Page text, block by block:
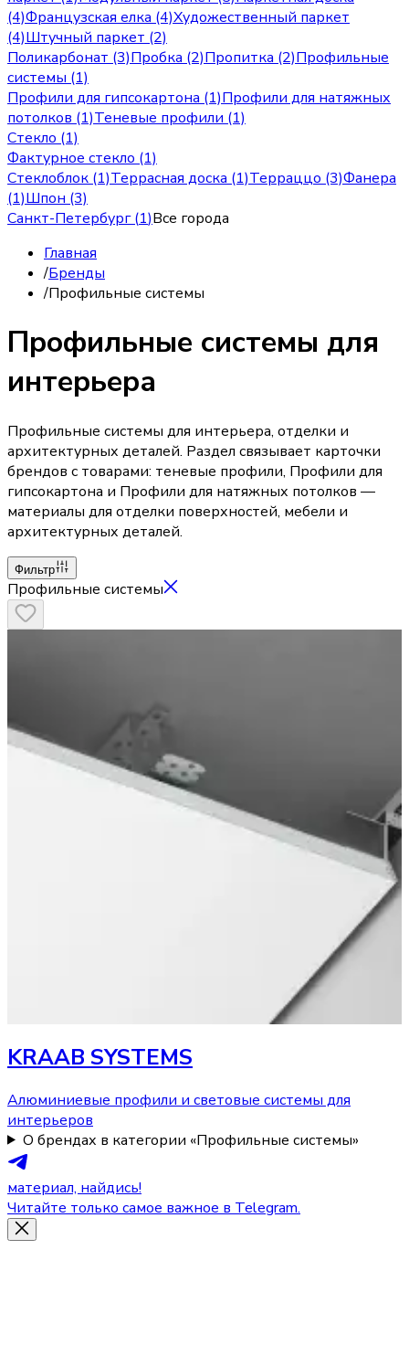
(4)Французская елка (4)Художественный паркет
(4)Штучный паркет (2)
Поликарбонат (3)Пробка (2)Пропитка (2)Профильные
системы (1)
Профили для гипсокартона (1)Профили для натяжных
потолков (1)Теневые профили (1)
Стекло (1)
Фактурное стекло (1)
Стеклоблок (1)Террасная доска (1)Терраццо (3)Фанера
(1)Шпон (3)
Санкт-Петербург(1)Все города
Главная
/Бренды
/Профильные системы
Профильные системы для
интерьера
Профильные системы для интерьера, отделки и
архитектурных деталей. Раздел связывает карточки
брендов с товарами: теневые профили, Профили для
гипсокартона и Профили для натяжных потолков —
материалы для отделки поверхностей, мебели и
архитектурных деталей.
Фильтр
Профильные системы
KRAAB SYSTEMS
Алюминиевые профили и световые системы для
интерьеров
О брендах в категории «Профильные системы»
материал, найдись!
Читайте только самое важное в Telegram.